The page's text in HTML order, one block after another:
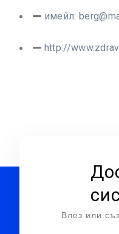
имейл:
http://
Влез или